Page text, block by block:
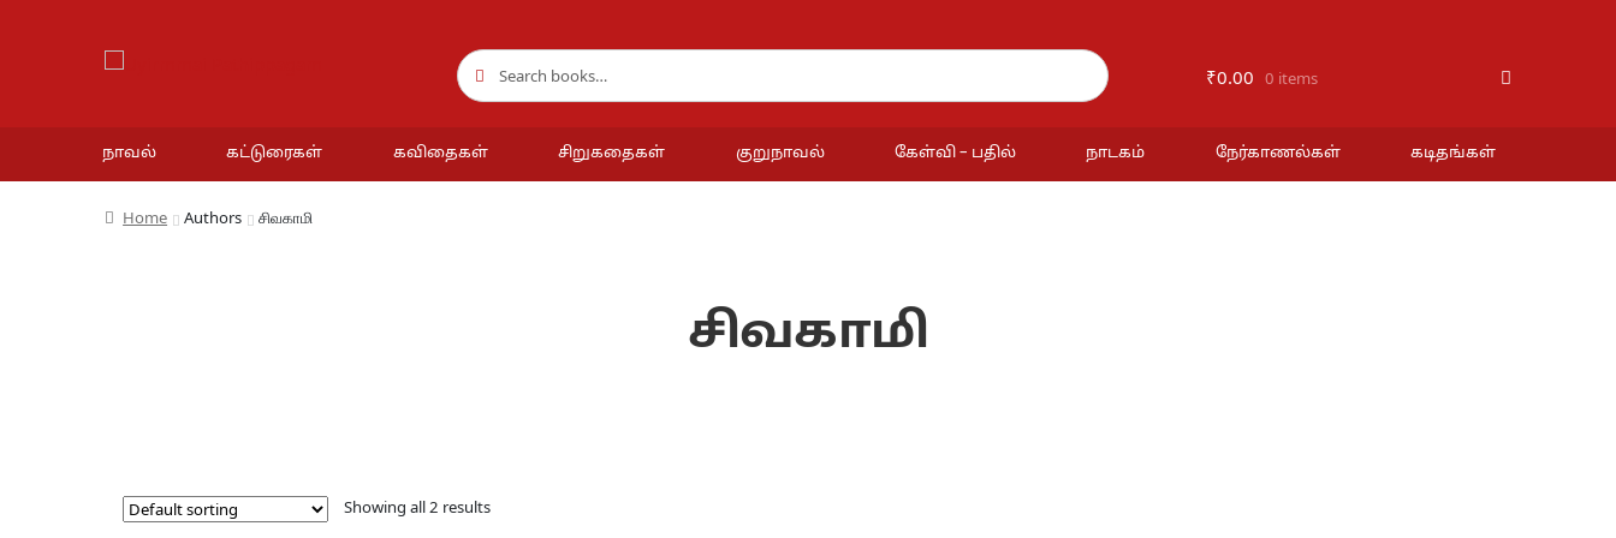
Search
for:
Search
₹0.00 0 items
நாவல் கட்டுரைகள் கவிதைகள் சிறுகதைகள் குறுநாவல் கேள்வி – பதில் நாடகம் நேர்காணல்கள் கடிதங்கள்
Home Authors சிவகாமி
சிவகாமி
Showing all 2 results